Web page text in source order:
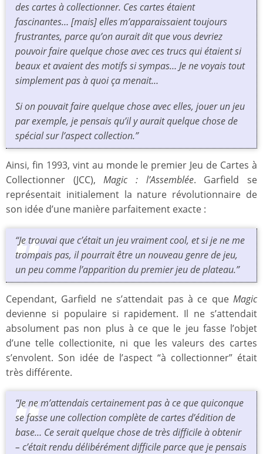
des cartes à collectionner. Ces cartes étaient
fascinantes… [mais] elles m’apparaissaient toujours
frustrantes, parce qu’on aurait dit que vous devriez
pouvoir faire quelque chose avec ces trucs qui étaient si
beaux et avaient des motifs si sympas… Je ne voyais tout
simplement pas à quoi ça menait…
Si on pouvait faire quelque chose avec elles, jouer un jeu
par exemple, je pensais qu’il y aurait quelque chose de
spécial sur l’aspect collection.”
Ainsi, fin 1993, vint au monde le premier Jeu de Cartes à
Collectionner (JCC),Magic : l’Assemblée. Garfield se
représentait initialement la nature révolutionnaire de
son idée d’une manière parfaitement exacte :
“Je trouvai que c’était un jeu vraiment cool, et si je ne me
trompais pas, il pourrait être un nouveau genre de jeu,
un peu comme l’apparition du premier jeu de plateau.”
Cependant, Garfield ne s’attendait pas à ce que Magic
devienne si populaire si rapidement. Il ne s’attendait
absolument pas non plus à ce que le jeu fasse l’objet
d’une telle collectionite, ni que les valeurs des cartes
s’envolent. Son idée de l’aspect “à collectionner” était
très différente.
“Je ne m’attendais certainement pas à ce que quiconque
se fasse une collection complète de cartes d’édition de
base… Ce serait quelque chose de très difficile à obtenir
– c’était rendu délibérément difficile parce que je pensais